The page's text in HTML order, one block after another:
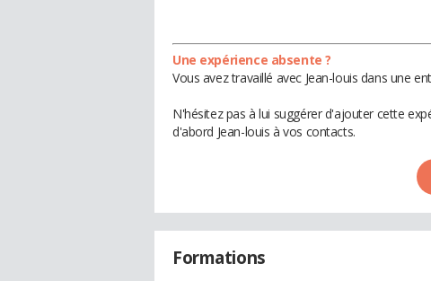
Une expérience absente ?
Vous avez travaillé avec Jean-louis dans une
N'hésitez pas à lui suggérer d'ajouter cette
d'abord Jean-louis à vos contacts.
Formations